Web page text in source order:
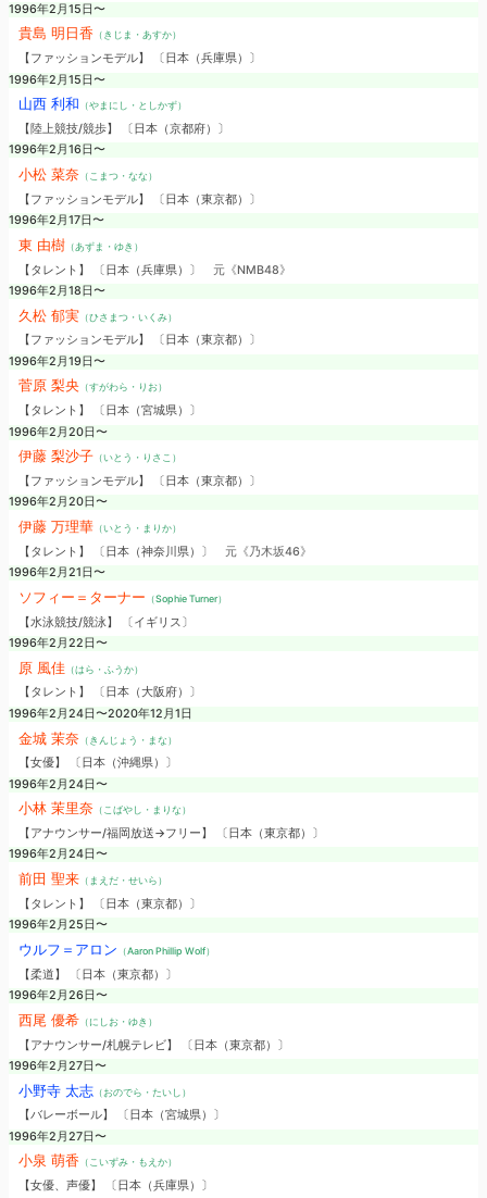
1996年2月15日〜
貴島 明日香 （きじま・あすか）
【ファッションモデル】 〔日本（兵庫県）〕
1996年2月15日〜
山西 利和 （やまにし・としかず）
【陸上競技/競歩】 〔日本（京都府）〕
1996年2月16日〜
小松 菜奈（こまつ・なな）
【ファッションモデル】 〔日本（東京都）〕
1996年2月17日〜
東 由樹（あずま・ゆき）
【タレント】 〔日本（兵庫県）〕 元《NMB48》
1996年2月18日〜
久松 郁実（ひさまつ・いくみ）
【ファッションモデル】 〔日本（東京都）〕
1996年2月19日〜
菅原 梨央（すがわら・りお）
【タレント】 〔日本（宮城県）〕
1996年2月20日〜
伊藤 梨沙子（いとう・りさこ）
【ファッションモデル】 〔日本（東京都）〕
1996年2月20日〜
伊藤 万理華（いとう・まりか）
【タレント】 〔日本（神奈川県）〕 元《乃木坂46》
1996年2月21日〜
ソフィー＝ターナー （Sophie Turner）
【水泳競技/競泳】 〔イギリス〕
1996年2月22日〜
原 風佳（はら・ふうか）
【タレント】 〔日本（大阪府）〕
1996年2月24日〜2020年12月1日
金城 茉奈（きんじょう・まな）
【女優】 〔日本（沖縄県）〕
1996年2月24日〜
小林 茉里奈（こばやし・まりな）
【アナウンサー/福岡放送→フリー】 〔日本（東京都）〕
1996年2月24日〜
前田 聖来（まえだ・せいら）
【タレント】 〔日本（東京都）〕
1996年2月25日〜
ウルフ＝アロン （Aaron Phillip Wolf）
【柔道】 〔日本（東京都）〕
1996年2月26日〜
西尾 優希（にしお・ゆき）
【アナウンサー/札幌テレビ】 〔日本（東京都）〕
1996年2月27日〜
小野寺 太志（おのでら・たいし）
【バレーボール】 〔日本（宮城県）〕
1996年2月27日〜
小泉 萌香 （こいずみ・もえか）
【女優、声優】 〔日本（兵庫県）〕